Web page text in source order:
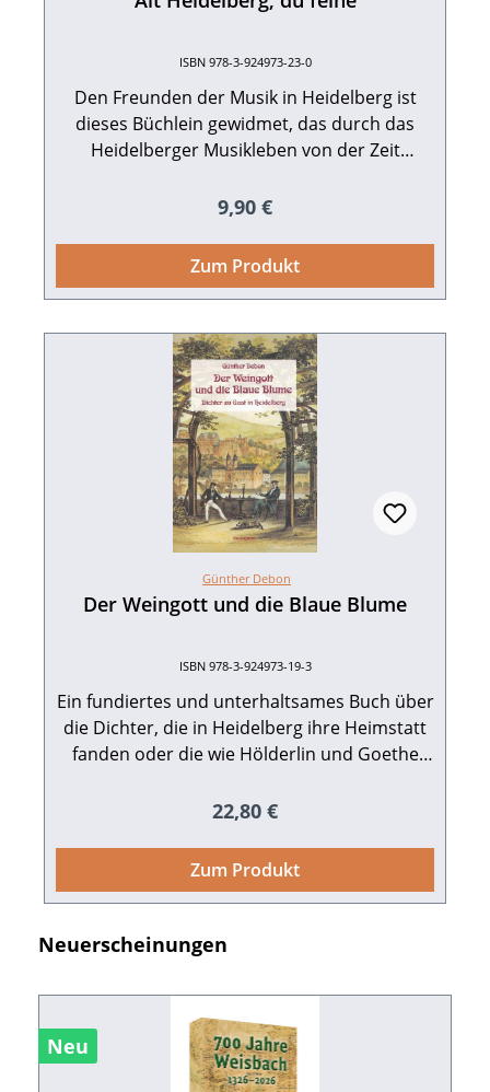
ISBN 978-3-924973-23-0
Den Freunden der Musik in Heidelberg ist
dieses Büchlein gewidmet, das durch das
Heidelberger Musikleben von der Zeit
Literaturverzeichnis. 124 S. mit 30 Abb. und
1993. ISBN 978-3-924973-23-0. EUR 9,90.
Regulärer Preis:
9,90 €
Zum Produkt
Günther Debon
Der Weingott und die Blaue Blume
ISBN 978-3-924973-19-3
Ein fundiertes und unterhaltsames Buch über
die Dichter, die in Heidelberg ihre Heimstatt
fanden oder die wie Hölderlin und Goethe
Guderjahn. 1992. ISBN 978-3-924973-19-3.
EUR 22,80.
Regulärer Preis:
22,80 €
Zum Produkt
Produktgalerie überspringen
Neuerscheinungen
Neu